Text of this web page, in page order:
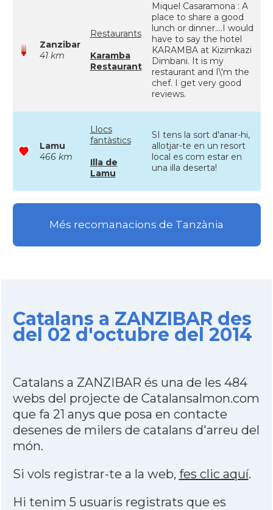
Zanzibar
41 km
Restaurants
Karamba
Restaurant
Miquel Casaramona : A
place to share a good
lunch or dinner....I would
have to say the hotel
KARAMBA at Kizimkazi
Dimbani. It is my
restaurant and I\'m the
chef. I get very good
reviews.
Lamu
466 km
Llocs
fantàstics
Illa de
Lamu
SI tens la sort d'anar-hi,
allotjar-te en un resort
local es com estar en
una illa deserta!
Més recomanacions de Tanzània
Catalans a ZANZIBAR des
del 02 d'octubre del 2014
Catalans a ZANZIBAR és una de les 484
webs del projecte de Catalansalmon.com
que fa 21 anys que posa en contacte
desenes de milers de catalans d'arreu del
món.
Si vols registrar-te a la web, fes clic aquí.
Hi tenim 5 usuaris registrats que es